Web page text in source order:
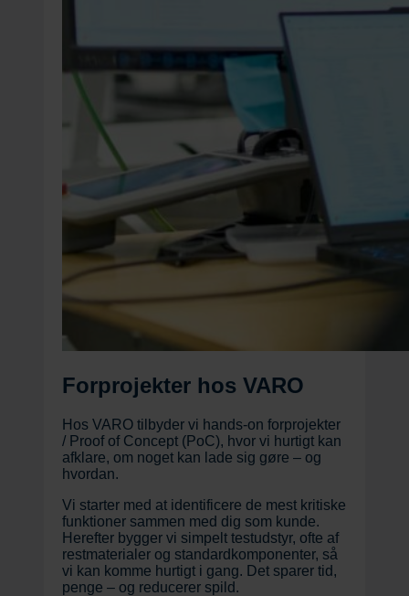
Forprojekter hos VARO
Hos VARO tilbyder vi hands-on forprojekter
/ Proof of Concept (PoC), hvor vi hurtigt kan
afklare, om noget kan lade sig gøre – og
hvordan.
Vi starter med at identificere de mest kritiske
funktioner sammen med dig som kunde.
Herefter bygger vi simpelt testudstyr, ofte af
restmaterialer og standardkomponenter, så
vi kan komme hurtigt i gang. Det sparer tid,
penge – og reducerer spild.